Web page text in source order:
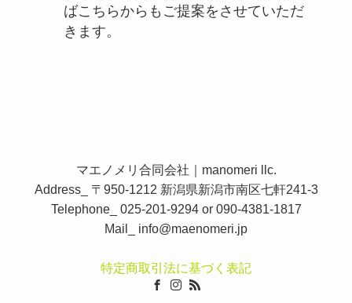
ばこちらからもご提案をさせていただ
きます。
マエノメリ合同会社｜manomeri llc.
Address_ 〒950-1212 新潟県新潟市南区七軒241-3
Telephone_ 025-201-9294 or 090-4381-1817
Mail_ info@maenomeri.jp
特定商取引法に基づく表記